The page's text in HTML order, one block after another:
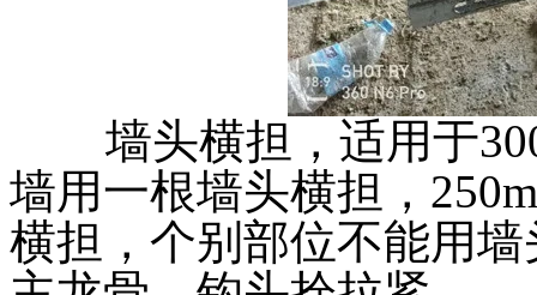
墙头横担，适用于
墙用一根墙头横担，
横担，个别部位不能用